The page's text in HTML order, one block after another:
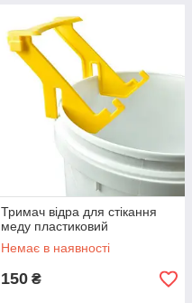
Тримач відра для стікання
меду пластиковий
Немає в наявності
150 ₴